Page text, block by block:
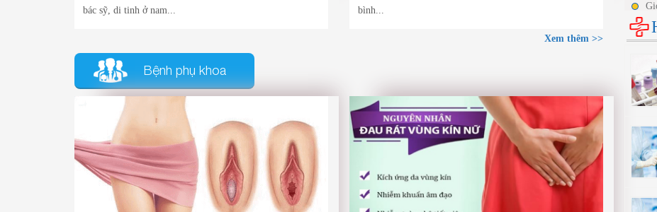
bác sỹ, di tinh ở nam...
bình...
Xem thêm >>
Bệnh phụ khoa